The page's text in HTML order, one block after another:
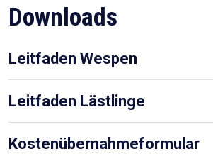
Downloads
Leitfaden Wespen
Leitfaden Lästlinge
Kostenübernahmeformular